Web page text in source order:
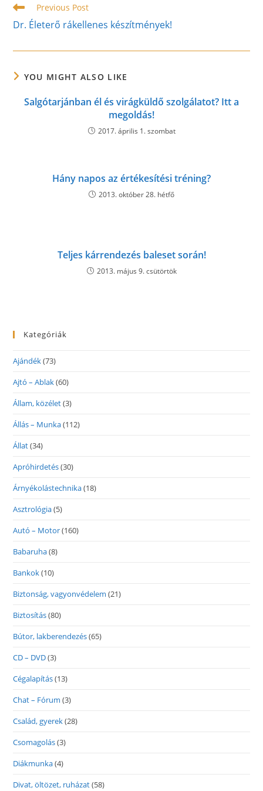
Read
more
articles
Previous Post
Dr. Életerő rákellenes készítmények!
YOU MIGHT ALSO LIKE
Salgótarjánban él és virágküldő szolgálatot? Itt a
megoldás!
2017. április 1. szombat
Hány napos az értékesítési tréning?
2013. október 28. hétfő
Teljes kárrendezés baleset során!
2013. május 9. csütörtök
Kategóriák
Ajándék(73)
Ajtó – Ablak(60)
Állam, közélet(3)
Állás – Munka(112)
Állat(34)
Apróhirdetés(30)
Árnyékolástechnika(18)
Asztrológia(5)
Autó – Motor(160)
Babaruha(8)
Bankok(10)
Biztonság, vagyonvédelem (21)
Biztosítás(80)
Bútor, lakberendezés(65)
CD – DVD(3)
Cégalapítás(13)
Chat – Fórum (3)
Család, gyerek(28)
Csomagolás(3)
Diákmunka(4)
Divat, öltözet, ruházat(58)